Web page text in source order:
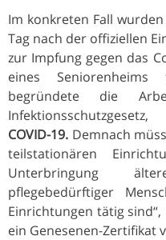
Im konkreten Fall
Tag nach der offiziellen
zur Impfung gegen das
eines Seniorenheims
begründete die
Infektionsschutzgesetz,
COVID-19. Demnach
teilstationären
Unterbringung
pflegebedürftiger
Einrichtungen tätig
ein Genesenen-Zertifikat